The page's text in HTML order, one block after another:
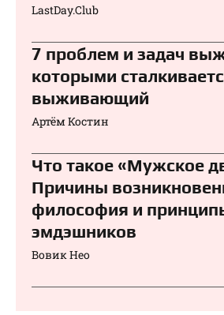
LastDay.Club
7 проблем и задач
которыми
выживающий
Артём Костин
Что такое «Мужское
Причины
философия и
эмдэшников
Вовик Нео